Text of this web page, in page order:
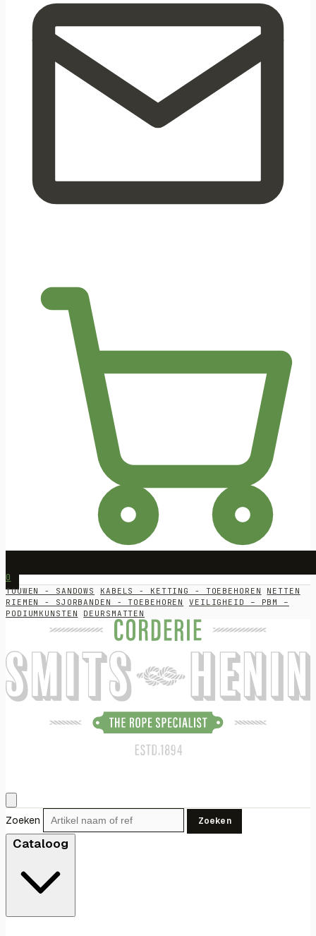
0
TOUWEN - SANDOWS KABELS - KETTING - TOEBEHOREN
NETTEN
RIEMEN - SJORBANDEN - TOEBEHOREN
VEILIGHEID – PBM –
PODIUMKUNSTEN
DEURSMATTEN
Zoeken Zoeken
Cataloog